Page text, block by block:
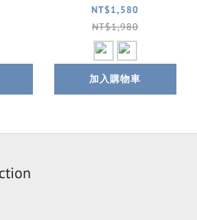
車
衣物櫃/收納袋/衣物袋
(2色可選)
NT$1,580
NT$1,980
加入購物車